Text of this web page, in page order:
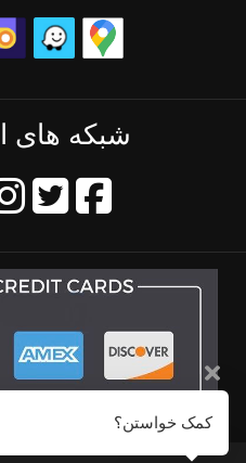
شبکه های
کمک خواستن؟